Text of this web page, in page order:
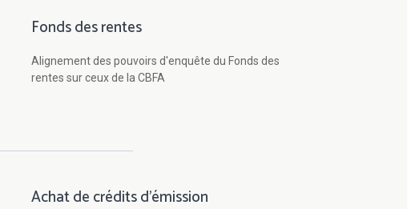
Fonds des rentes
Alignement des pouvoirs d'enquête du Fonds des
rentes sur ceux de la CBFA
Achat de crédits d'émission